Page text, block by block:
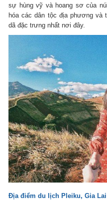
sự hùng vỹ và hoang sơ của
hóa các dân tộc địa phương và
dã đặc trưng nhất nơi đây.
Địa điểm du lịch Pleiku, Gia Lai